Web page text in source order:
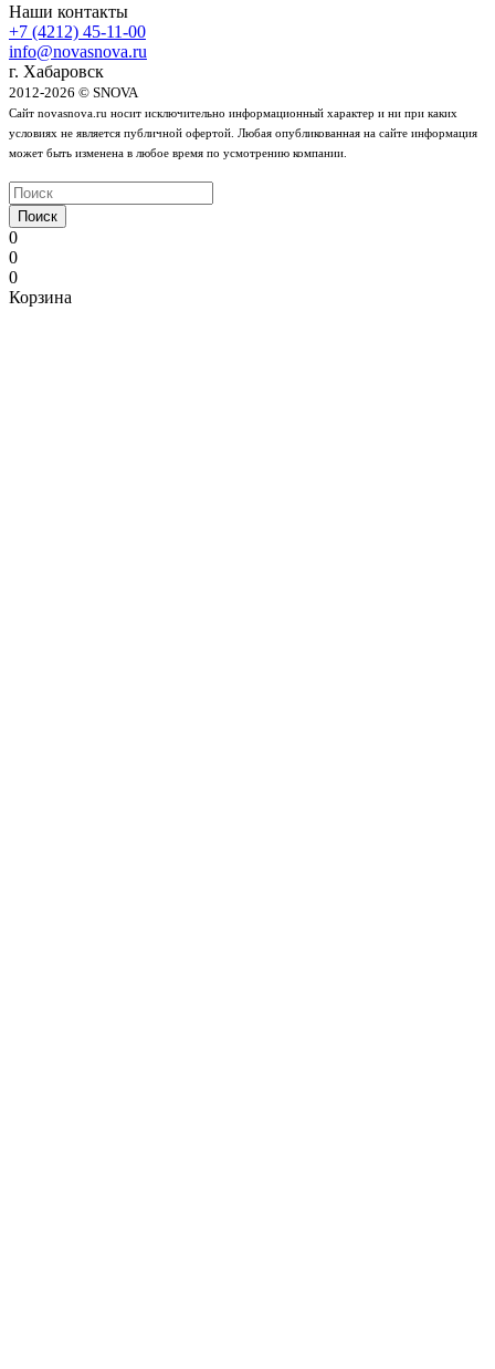
Наши контакты
+7 (4212) 45-11-00
info@novasnova.ru
г. Хабаровск
2012-2026 © SNOVA
Сайт novasnova.ru носит исключительно информационный характер и ни при каких
условиях не является публичной офертой. Любая опубликованная на сайте информация
может быть изменена в любое время по усмотрению компании.
Поиск
0
0
0
Корзина